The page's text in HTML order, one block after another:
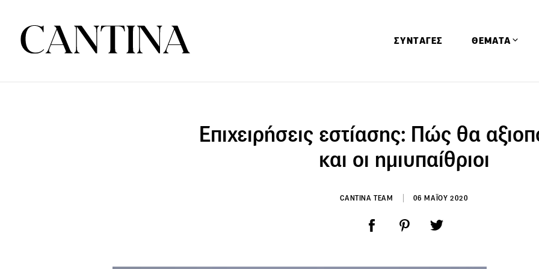
ΣΥΝΤΑΓΕΣ ΘΕΜΑΤΑ
Αφιερώματα
Ειδήσεις
Έρευνες
Επιχειρήσεις εστίασης: Πώς θα
και οι ημιυπαίθριοι
CANTINA TEAM 06 ΜΑΪΟΥ 2020